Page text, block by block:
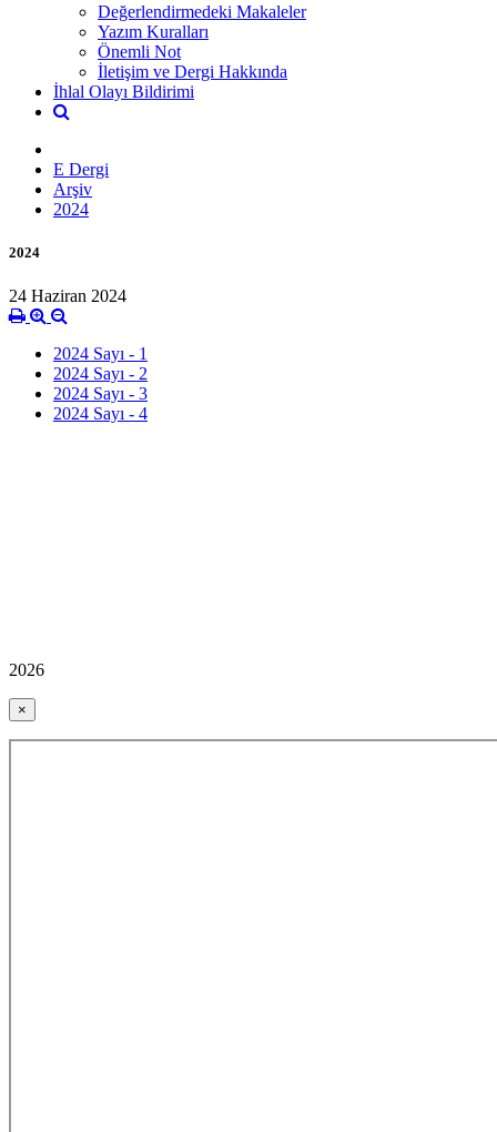
Değerlendirmedeki Makaleler
Yazım Kuralları
Önemli Not
İletişim ve Dergi Hakkında
İhlal Olayı Bildirimi
E Dergi
Arşiv
2024
2024
24 Haziran 2024
2024 Sayı - 1
2024 Sayı - 2
2024 Sayı - 3
2024 Sayı - 4
2026
×